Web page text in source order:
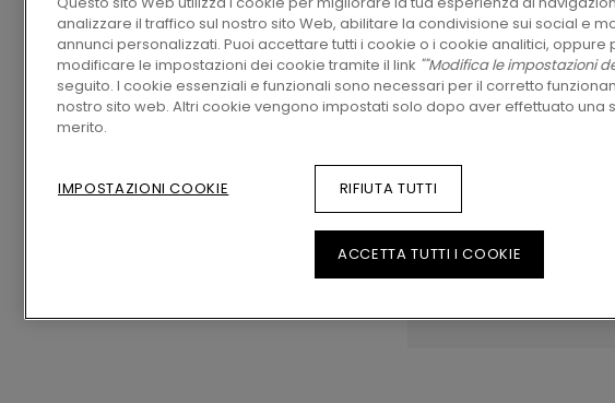
Impaziente di vedere
ancora qualche
problema! C’è
te.
analizzare il traffico sul nostro sito Web, abilitare la condivisione sui social e
annunci personalizzati. Puoi accettare tutti i cookie o i cookie analitici, oppure
modificare le impostazioni dei cookie tramite il link ""Modifica le impostazioni
seguito. I cookie essenziali e funzionali sono necessari per il corretto
nostro sito web. Altri cookie vengono impostati solo dopo aver effettuato una
merito.
IMPOSTAZIONI COOKIE RIFIUTA TUTTI
ACCETTA TUTTI I COOKIE